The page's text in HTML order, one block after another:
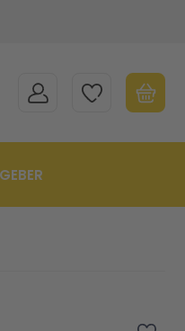
MEIN KONTOMEINE WUNSCHLISTE